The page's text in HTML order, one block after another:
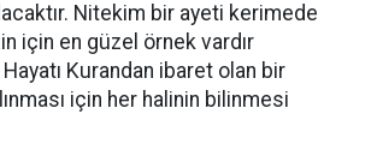
Nitekim bir ayeti kerimede
için en güzel örnek vardır
Kurandan ibaret olan bir
için her halinin bilinmesi